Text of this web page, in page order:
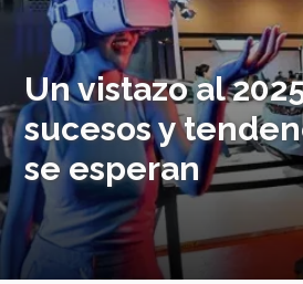
Un vistazo al
sucesos y
se esperan